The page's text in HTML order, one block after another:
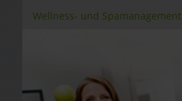
Wellness- und Spamanagement